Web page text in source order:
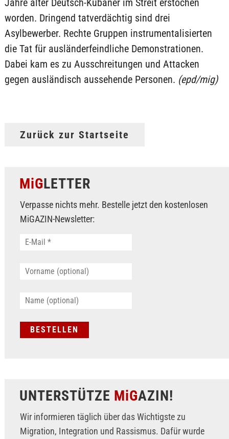
Jahre alter Deutsch-Kubaner im Streit erstochen
worden. Dringend tatverdächtig sind drei
Asylbewerber. Rechte Gruppen instrumentalisierten
die Tat für ausländerfeindliche Demonstrationen.
Dabei kam es zu Ausschreitungen und Attacken
gegen ausländisch aussehende Personen. (epd/mig)
Zurück zur Startseite
MiGLETTER
Verpasse nichts mehr. Bestelle jetzt den kostenlosen
MiGAZIN-Newsletter:
UNTERSTÜTZE MiGAZIN!
Wir informieren täglich über das Wichtigste zu
Migration, Integration und Rassismus. Dafür wurde